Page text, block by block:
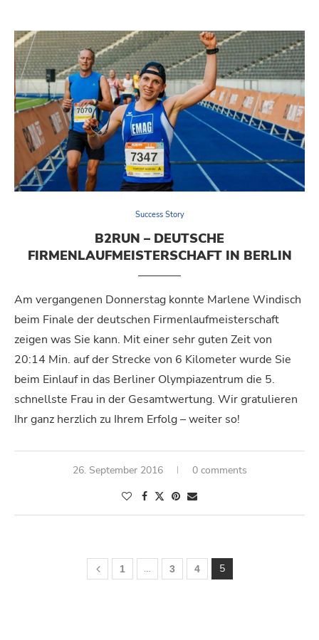
Success Story
B2RUN – DEUTSCHE
FIRMENLAUFMEISTERSCHAFT IN BERLIN
Am vergangenen Donnerstag konnte Marlene Windisch
beim Finale der deutschen Firmenlaufmeisterschaft
zeigen was Sie kann. Mit einer sehr guten Zeit von
20:14 Min. auf der Strecke von 6 Kilometer wurde Sie
beim Einlauf in das Berliner Olympiazentrum die 5.
schnellste Frau in der Gesamtwertung. Wir gratulieren
Ihr ganz herzlich zu Ihrem Erfolg – weiter so!
26. September 2016 0 comments
1 … 3 4 5